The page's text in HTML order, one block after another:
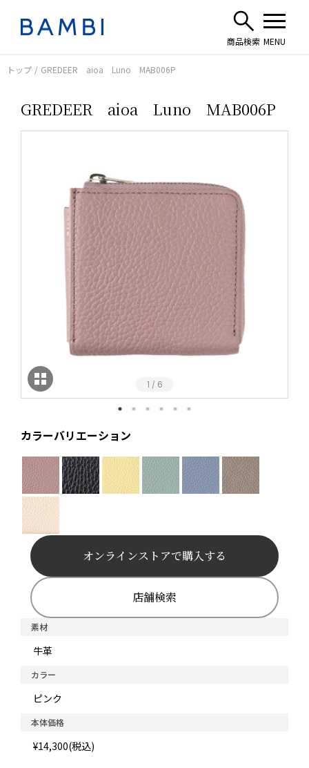
トップ GREDEER aioa Luno MAB006P
GREDEER aioa Luno MAB006P
1 / 6
カラーバリエーション
素材
牛革
カラー
ピンク
本体価格
¥14,300(税込)
オンラインストアで購入する
店舗検索